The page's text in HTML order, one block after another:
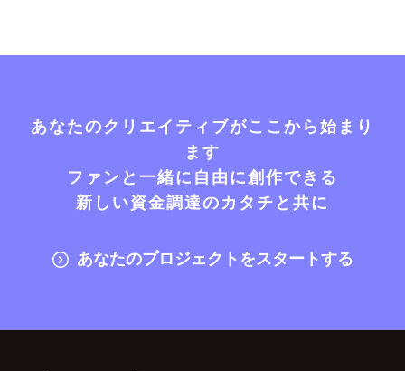
あなたのクリエイティブがここから始まり
ます
ファンと一緒に自由に創作できる
新しい資金調達のカタチと共に
あなたのプロジェクトをスタートする